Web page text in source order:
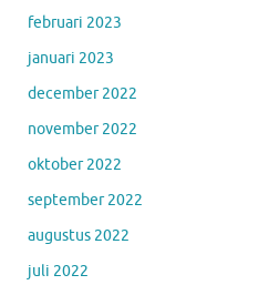
februari 2023
januari 2023
december 2022
november 2022
oktober 2022
september 2022
augustus 2022
juli 2022